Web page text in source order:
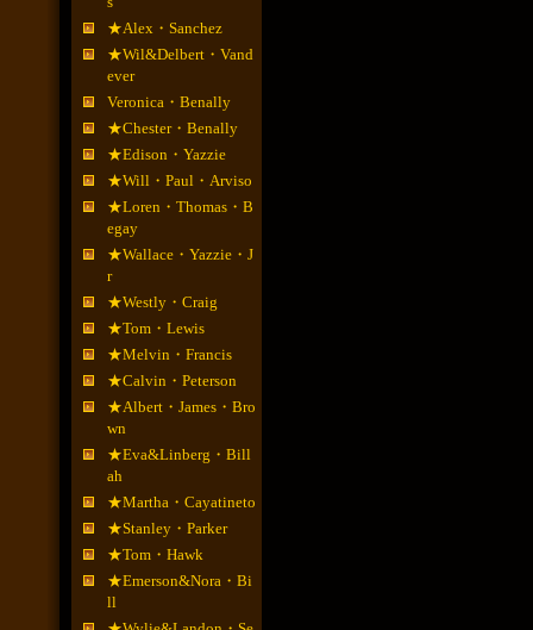
★Alex・Sanchez
★Wil&Delbert・Vand
ever
Veronica・Benally
★Chester・Benally
★Edison・Yazzie
★Will・Paul・Arviso
★Loren・Thomas・B
egay
★Wallace・Yazzie・J
r
★Westly・Craig
★Tom・Lewis
★Melvin・Francis
★Calvin・Peterson
★Albert・James・Bro
wn
★Eva&Linberg・Bill
ah
★Martha・Cayatineto
★Stanley・Parker
★Tom・Hawk
★Emerson&Nora・Bi
ll